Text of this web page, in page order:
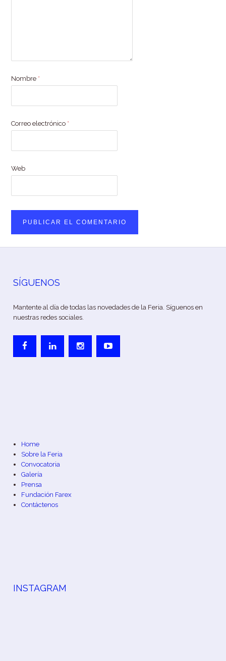
Nombre *
Correo electrónico *
Web
SÍGUENOS
Mantente al día de todas las novedades de la Feria. Síguenos en
nuestras redes sociales.
Home
Sobre la Feria
Convocatoria
Galería
Prensa
Fundación Farex
Contáctenos
INSTAGRAM